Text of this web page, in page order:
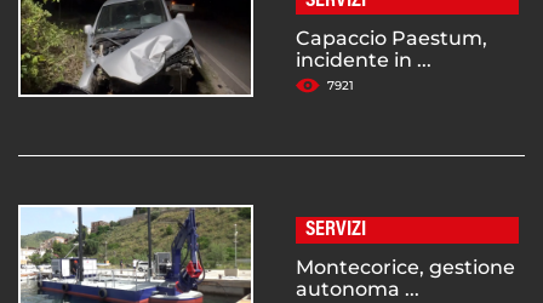
Capaccio Paestum,
incidente in ...
7921
SERVIZI
Montecorice, gestione
autonoma ...